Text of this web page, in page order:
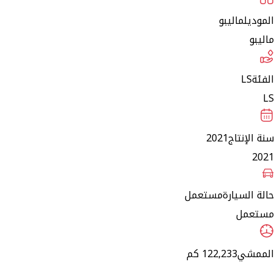
الموديلماليبو
ماليبو
الفئةLS
LS
سنة الإنتاج2021
2021
حالة السيارةمستعمل
مستعمل
الممشي122,233 كم